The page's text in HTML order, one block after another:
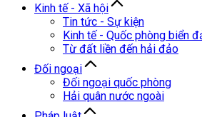
Kinh tế - Xã hội
Tin tức - Sự kiện
Kinh tế - Quốc phòng biển
Từ đất liền đến hải đảo
Đối ngoại
Đối ngoại quốc phòng
Hải quân nước ngoài